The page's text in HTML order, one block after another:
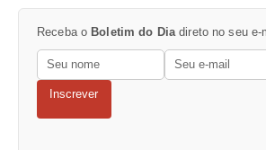
Receba o Boletim do Diadireto no seu e-
Inscrever